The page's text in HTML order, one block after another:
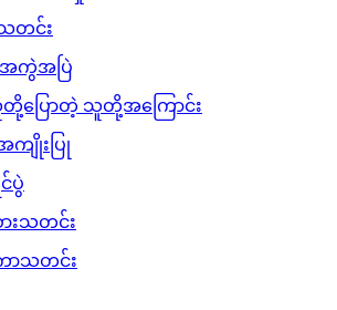
တင်း
ကွဲအပြဲ
ပြောတဲ့ သူတို့အကြောင်း
ကျိုးပြု
ပွဲ
းသတင်း
ာသတင်း